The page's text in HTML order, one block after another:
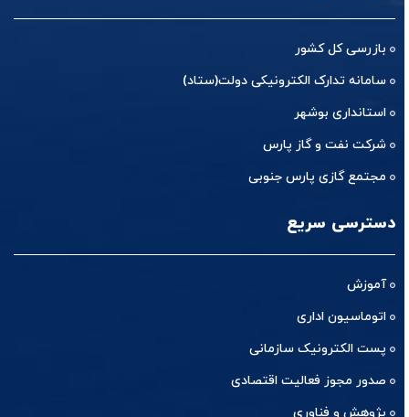
بازرسی کل کشور
سامانه تدارک الکترونیکی دولت(ستاد)
استانداری بوشهر
شرکت نفت و گاز پارس
مجتمع گازی پارس جنوبی
دسترسی سریع
آموزش
اتوماسیون اداری
پست الکترونیک سازمانی
صدور مجوز فعالیت اقتصادی
پژوهش و فناوری